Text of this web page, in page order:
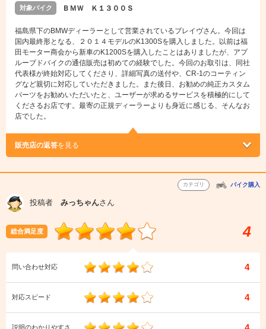
対象バイク ＢＭＷ Ｋ１３００Ｓ
福島県下のBMWディーラーとして営業されているブレイヴさん。今回は
国内最終形となる、２０１４モデルのK1300Sを購入しました。以前は福
田モーター商会から新車のK1200Sを購入したことはありましたが、アプ
ルーブドバイクの通信販売は初めての経験でした。今回のお取引は、同社
代表様が終始対応してくださり、詳細写真の送付や、CR-1のコーティン
グなど親切に対応していただきました。また後日、お勧めの純正カスタム
パーツをお勧めいただいたと、ユーザーが求めるサービスを積極的にして
くださるお店です。最寄の正規ディーラーよりも身近に感じる、そんなお
店でした。
販売店の返答を見る
カテゴリ バイク購入
投稿者 みっちゃんさん
総合満足度 4
問い合わせ対応 4
対応スピード 4
説明のわかりやすさ